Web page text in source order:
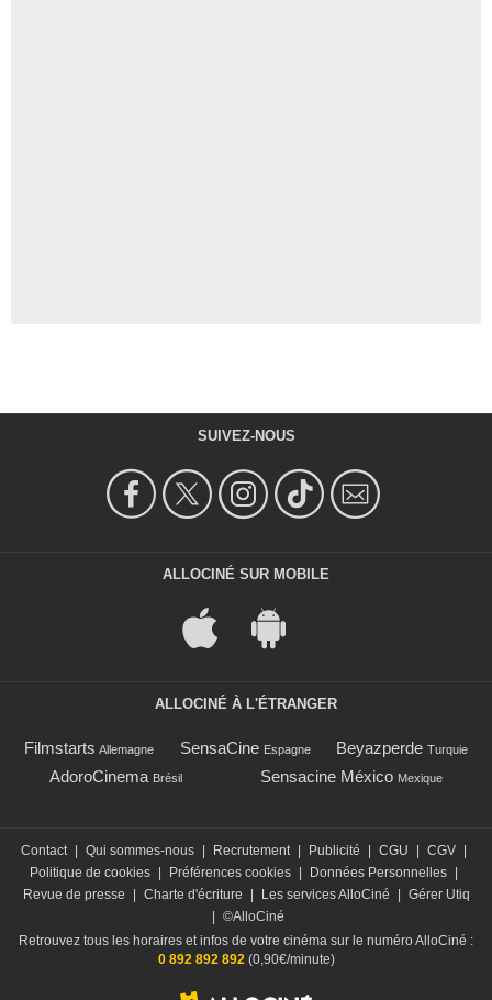
SUIVEZ-NOUS
ALLOCINÉ SUR MOBILE
ALLOCINÉ À L'ÉTRANGER
Filmstarts Allemagne SensaCine Espagne Beyazperde Turquie
AdoroCinema Brésil Sensacine México Mexique
Contact | Qui sommes-nous | Recrutement | Publicité | CGU | CGV |
Politique de cookies | Préférences cookies | Données Personnelles |
Revue de presse
| Charte d'écriture | Les services AlloCiné | Gérer Utiq
| ©AlloCiné
Retrouvez tous les horaires et infos de votre cinéma sur le numéro AlloCiné :
0 892 892 892(0,90€/minute)